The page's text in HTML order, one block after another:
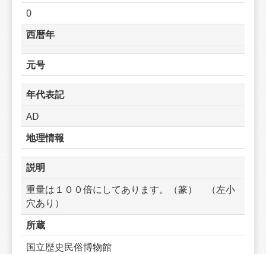
0
西暦年
元号
年代表記
AD
地理情報
説明
重量は１００倍にしてあります。（篆）　（左小
穴あり）
所蔵
国立歴史民俗博物館